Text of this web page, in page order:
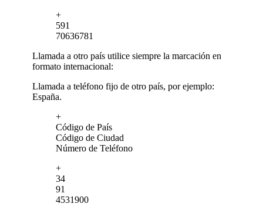
+
591
70636781
Llamada a otro país utilice siempre la marcación en
formato internacional:
Llamada a teléfono fijo de otro país, por ejemplo:
España.
+
Código de País
Código de Ciudad
Número de Teléfono
+
34
91
4531900